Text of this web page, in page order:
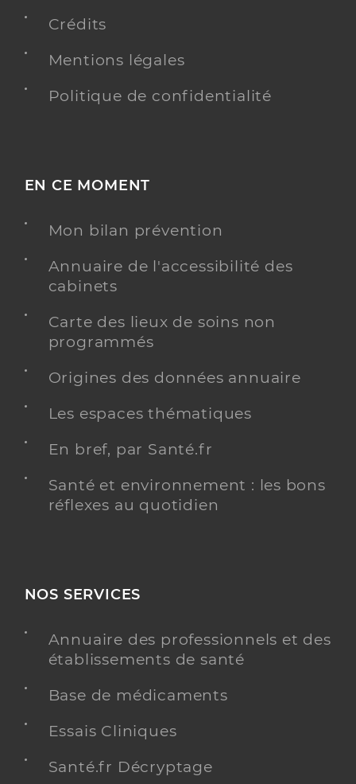
Crédits
Mentions légales
Politique de confidentialité
EN CE MOMENT
Mon bilan prévention
Annuaire de l'accessibilité des
cabinets
Carte des lieux de soins non
programmés
Origines des données annuaire
Les espaces thématiques
En bref, par Santé.fr
Santé et environnement : les bons
réflexes au quotidien
NOS SERVICES
Annuaire des professionnels et des
établissements de santé
Base de médicaments
Essais Cliniques
Santé.fr Décryptage